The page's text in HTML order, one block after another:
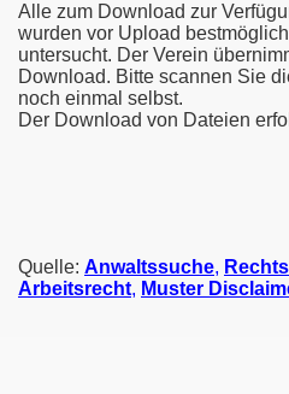
Alle zum Download zur
wurden vor Upload
untersucht. Der Verein
Download. Bitte scannen Sie
noch einmal selbst.
Der Download von Dateien
Quelle: Anwaltssuche,
Arbeitsrecht, Muster